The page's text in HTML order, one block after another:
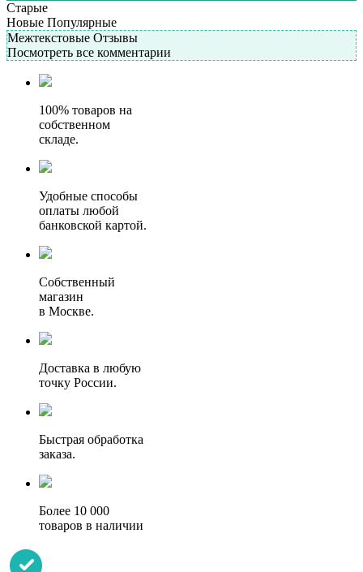
Старые
Новые Популярные
Межтекстовые Отзывы
Посмотреть все комментарии
100% товаров на
собственном
складе.
Удобные способы
оплаты любой
банковской картой.
Собственный
магазин
в Москве.
Доставка в любую
точку России.
Быстрая обработка
заказа.
Более 10 000
товаров в наличии